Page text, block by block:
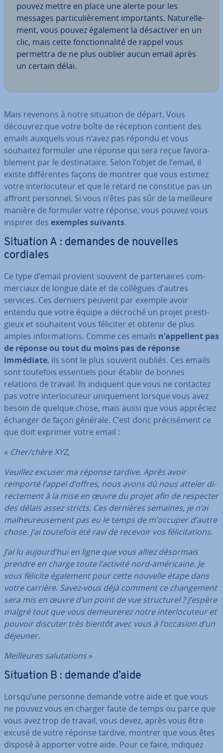
pouvez mettre en place une alerte pour les
messages par­ti­cu­liè­re­ment im­por­tants. Na­tu­rel­le­
ment, vous pouvez également la dé­sac­ti­ver en un
clic, mais cette fonc­tion­na­lité de rappel vous
permettra de ne plus oublier aucun email après
un certain délai.
Mais revenons à notre situation de départ. Vous
découvrez que votre boîte de réception contient des
emails auxquels vous n’avez pas répondu et vous
souhaitez formuler une réponse qui sera reçue fa­vo­ra­
ble­ment par le des­ti­na­taire. Selon l’objet de l’email, il
existe dif­fé­rentes façons de montrer que vous estimez
votre in­ter­lo­cu­teur et que le retard ne constitue pas un
affront personnel. Si vous n’êtes pas sûr de la meilleure
manière de formuler votre réponse, vous pouvez vous
inspirer des exemples suivants.
Situation A : demandes de nouvelles
cordiales
Ce type d’email provient souvent de par­te­naires com­
mer­ciaux de longue date et de collègues d’autres
services. Ces derniers peuvent par exemple avoir
entendu que votre équipe a décroché un projet pres­ti­
gieux et sou­hai­tent vous féliciter et obtenir de plus
amples in­for­ma­tions. Comme ces emails n’appellent pas
de réponse ou tout du moins pas de réponse
immédiate, ils sont le plus souvent oubliés. Ces emails
sont toutefois es­sen­tiels pour établir de bonnes
relations de travail. Ils indiquent que vous ne contactez
pas votre in­ter­lo­cu­teur uni­que­ment lorsque vous avez
besoin de quelque chose, mais aussi que vous appréciez
échanger de façon générale. C’est donc pré­ci­sé­ment ce
que doit exprimer votre email :
« Cher/chère XYZ,
Veuillez excuser ma réponse tardive. Après avoir
remporté l’appel d’offres, nous avons dû nous atteler di­
rec­te­ment à la mise en œuvre du projet afin de respecter
des délais assez stricts. Ces dernières semaines, je n’ai
mal­heu­reu­se­ment pas eu le temps de m’occuper d’autre
chose. J’ai toutefois été ravi de recevoir vos fé­li­ci­ta­tions.
J’ai lu aujourd’hui en ligne que vous alliez désormais
prendre en charge toute l’activité nord-amé­ri­caine. Je
vous félicite également pour cette nouvelle étape dans
votre carrière. Savez-vous déjà comment ce chan­ge­ment
sera mis en œuvre d’un point de vue struc­tu­rel ? J’espère
malgré tout que vous de­meu­re­rez notre in­ter­lo­cu­teur et
pouvoir discuter très bientôt avec vous à l’occasion d’un
déjeuner.
Meil­leures sa­lu­ta­tions»
Situation B : demande d’aide
Lorsqu’une personne demande votre aide et que vous
ne pouvez vous en charger faute de temps ou parce que
vous avez trop de travail, vous devez, après vous être
excusé de votre réponse tardive, montrer que vous êtes
disposé à apporter votre aide. Pour ce faire, indiquez